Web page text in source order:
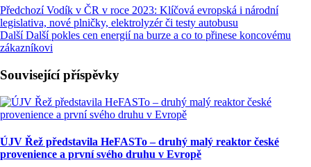
Předchozí Vodík v ČR v roce 2023: Klíčová evropská i národní
legislativa, nové plničky, elektrolyzér či testy autobusu
Další Další pokles cen energií na burze a co to přinese koncovému
zákazníkovi
Související příspěvky
ÚJV Řež představila HeFASTo – druhý malý reaktor české
provenience a první svého druhu v Evropě